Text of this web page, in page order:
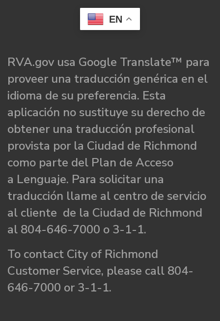
EN
RVA.gov usa Google Translate™ para
proveer una traducción genérica en el
idioma de su preferencia. Esta
aplicación no sustituye su derecho de
obtener una traducción profesional
provista por la Ciudad de Richmond
como parte del Plan de Acceso
a Lenguaje. Para solicitar una
traducción llame al centro de servicio
al cliente de la Ciudad de Richmond
al 804-646-7000 o 3-1-1.
To contact City of Richmond
Customer Service, please call 804-
646-7000 or 3-1-1.